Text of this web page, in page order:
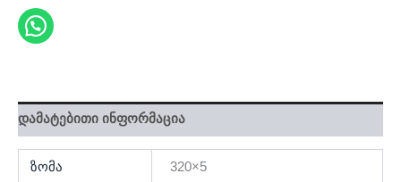
დამატებითი ინფორმაცია
ზომა 320×5